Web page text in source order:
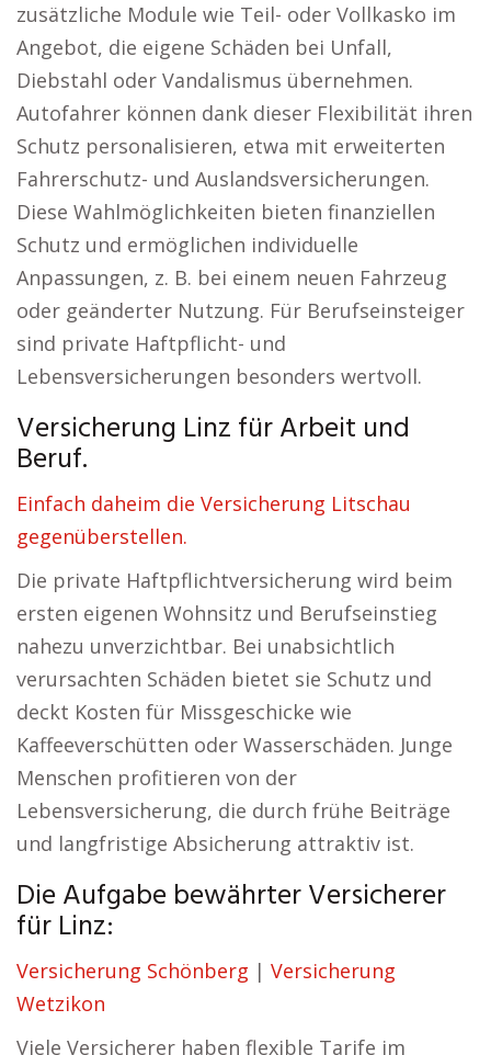
zusätzliche Module wie Teil- oder Vollkasko im
Angebot, die eigene Schäden bei Unfall,
Diebstahl oder Vandalismus übernehmen.
Autofahrer können dank dieser Flexibilität ihren
Schutz personalisieren, etwa mit erweiterten
Fahrerschutz- und Auslandsversicherungen.
Diese Wahlmöglichkeiten bieten finanziellen
Schutz und ermöglichen individuelle
Anpassungen, z. B. bei einem neuen Fahrzeug
oder geänderter Nutzung. Für Berufseinsteiger
sind private Haftpflicht- und
Lebensversicherungen besonders wertvoll.
Versicherung Linz für Arbeit und
Beruf.
Einfach daheim die Versicherung Litschau
gegenüberstellen.
Die private Haftpflichtversicherung wird beim
ersten eigenen Wohnsitz und Berufseinstieg
nahezu unverzichtbar. Bei unabsichtlich
verursachten Schäden bietet sie Schutz und
deckt Kosten für Missgeschicke wie
Kaffeeverschütten oder Wasserschäden. Junge
Menschen profitieren von der
Lebensversicherung, die durch frühe Beiträge
und langfristige Absicherung attraktiv ist.
Die Aufgabe bewährter Versicherer
für Linz:
Versicherung Schönberg | Versicherung
Wetzikon
Viele Versicherer haben flexible Tarife im